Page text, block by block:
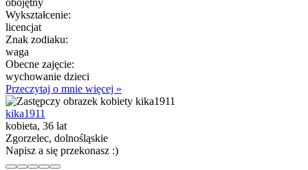
Wykształcenie:
licencjat
Znak zodiaku:
waga
Obecne zajęcie:
wychowanie dzieci
Przeczytaj o mnie więcej »
kika1911
kobieta, 36 lat
Zgorzelec, dolnośląskie
Napisz a się przekonasz :)